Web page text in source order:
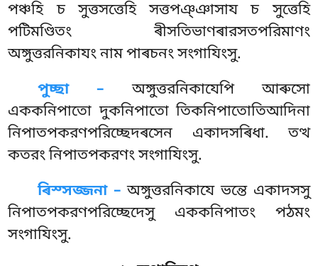
পঞ্চহি চ সুত্তসত্তেহি সত্তপঞ্ঞাসায চ সুত্তেহি
পটিমণ্ডিতং ৰীসতিভাণৰারসতপরিমাণং
অঙ্গুত্তরনিকাযং নাম পাৰচনং সংগাযিংসু.
পুচ্ছা – অঙ্গুত্তরনিকাযেপিআৰুসো
এককনিপাতো দুকনিপাতো তিকনিপাতোতিআদিনা
নিপাতপকরণপরিচ্ছেদৰসেন একাদসৰিধা. তত্থ
কতরং নিপাতপকরণং সংগাযিংসু.
ৰিস্সজ্জনা –অঙ্গুত্তরনিকাযে ভন্তে একাদসসু
নিপাতপকরণপরিচ্ছেদেসু এককনিপাতং পঠমং
সংগাযিংসু.